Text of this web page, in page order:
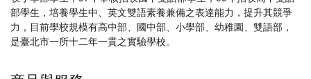
部學生，培養學生中、英文雙語素養兼備之表達能力，提升其競爭
力，目前學校規模有高中部、國中部、小學部、幼稚園、雙語部，
是臺北市一所十二年一貫之實驗學校。